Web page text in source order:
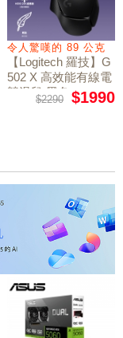
令人驚嘆的 89 公克
【Logitech 羅技】G
502 X 高效能有線電
競滑鼠 黑色
$2290 $1990